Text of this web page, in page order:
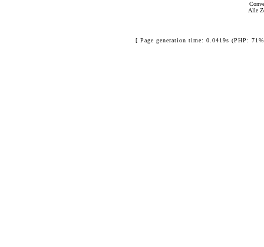
Alle
[ Page generation time: 0.0419s (PHP: